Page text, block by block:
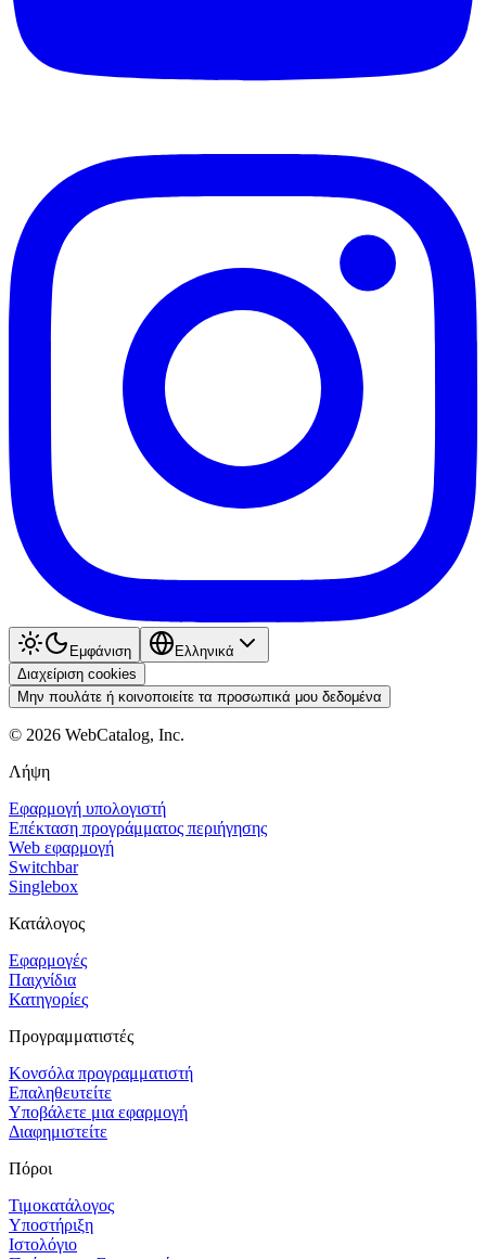
Εμφάνιση
Ελληνικά
Διαχείριση cookies
Μην πουλάτε ή κοινοποιείτε τα προσωπικά μου δεδομένα
© 2026 WebCatalog, Inc.
Λήψη
Εφαρμογή υπολογιστή
Επέκταση προγράμματος περιήγησης
Web εφαρμογή
Switchbar
Singlebox
Κατάλογος
Εφαρμογές
Παιχνίδια
Κατηγορίες
Προγραμματιστές
Κονσόλα προγραμματιστή
Επαληθευτείτε
Υποβάλετε μια εφαρμογή
Διαφημιστείτε
Πόροι
Τιμοκατάλογος
Υποστήριξη
Ιστολόγιο